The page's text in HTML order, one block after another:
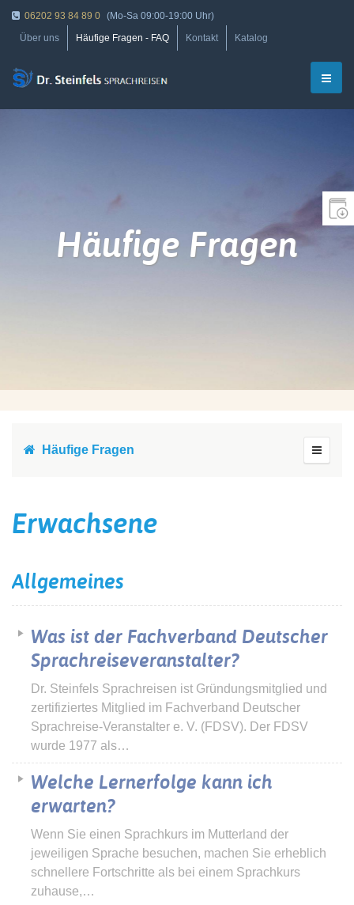
06202 93 84 89 0 (Mo-Sa 09:00-19:00 Uhr)
Über uns
Häufige Fragen - FAQ Kontakt Katalog
Häufige Fragen
Häufige Fragen
Erwachsene
Allgemeines
Was ist der Fachverband Deutscher
Sprachreiseveranstalter?
Dr. Steinfels Sprachreisen ist Gründungsmitglied und
zertifiziertes Mitglied im Fachverband Deutscher
Sprachreise-Veranstalter e. V. (FDSV). Der FDSV
wurde 1977 als…
Welche Lernerfolge kann ich
erwarten?
Wenn Sie einen Sprachkurs im Mutterland der
jeweiligen Sprache besuchen, machen Sie erheblich
schnellere Fortschritte als bei einem Sprachkurs
zuhause,…